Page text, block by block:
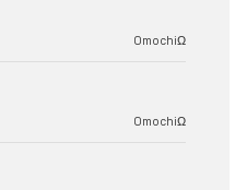
OmochiΩ
OmochiΩ